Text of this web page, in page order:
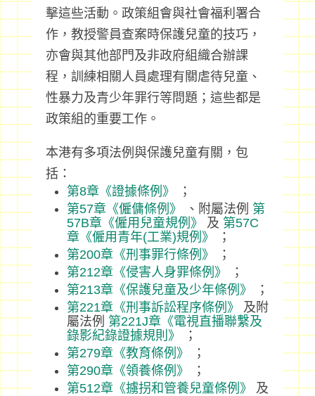
擊這些活動。政策組會與社會福利署合
作，教授警員查案時保護兒童的技巧，
亦會與其他部門及非政府組織合辦課
程，訓練相關人員處理有關虐待兒童、
性暴力及青少年罪行等問題；這些都是
政策組的重要工作。
本港有多項法例與保護兒童有關，包
括：
第8章《證據條例》
；
第57章《僱傭條例》
、附屬法例 第
57B章《僱用兒童規例》
及 第57C
章《僱用青年(工業)規例》
；
第200章《刑事罪行條例》
；
第212章《侵害人身罪條例》
；
第213章《保護兒童及少年條例》
；
第221章《刑事訴訟程序條例》
及附
屬法例 第221J章《電視直播聯繫及
錄影紀錄證據規則》
；
第279章《教育條例》
；
第290章《領養條例》
；
第512章《擄拐和管養兒童條例》
及